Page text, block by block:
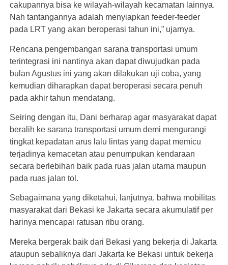
cakupannya bisa ke wilayah-wilayah kecamatan lainnya.
Nah tantangannya adalah menyiapkan feeder-feeder
pada LRT yang akan beroperasi tahun ini,” ujarnya.
Rencana pengembangan sarana transportasi umum
terintegrasi ini nantinya akan dapat diwujudkan pada
bulan Agustus ini yang akan dilakukan uji coba, yang
kemudian diharapkan dapat beroperasi secara penuh
pada akhir tahun mendatang.
Seiring dengan itu, Dani berharap agar masyarakat dapat
beralih ke sarana transportasi umum demi mengurangi
tingkat kepadatan arus lalu lintas yang dapat memicu
terjadinya kemacetan atau penumpukan kendaraan
secara berlebihan baik pada ruas jalan utama maupun
pada ruas jalan tol.
Sebagaimana yang diketahui, lanjutnya, bahwa mobilitas
masyarakat dari Bekasi ke Jakarta secara akumulatif per
harinya mencapai ratusan ribu orang.
Mereka bergerak baik dari Bekasi yang bekerja di Jakarta
ataupun sebaliknya dari Jakarta ke Bekasi untuk bekerja